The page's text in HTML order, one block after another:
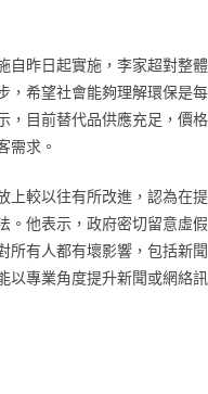
自昨日起實施，李家超對整
，希望社會能夠理解環保是
，目前替代品供應充足，價
需求。
上較以往有所改進，認為在
。他表示，政府密切留意虛
所有人都有壞影響，包括新
以專業角度提升新聞或網絡